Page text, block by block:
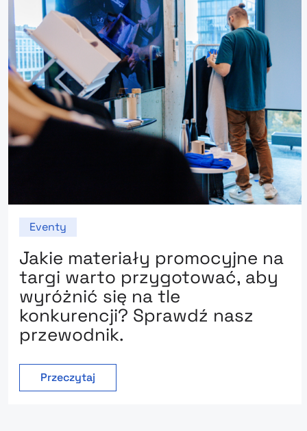
Eventy
Jakie materiały promocyjne na
targi warto przygotować, aby
wyróżnić się na tle
konkurencji? Sprawdź nasz
przewodnik.
Przeczytaj